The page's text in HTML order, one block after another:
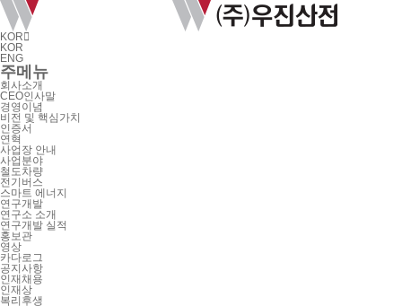
KOR
KOR
ENG
주메뉴
회사소개
CEO인사말
경영이념
비전 및 핵심가치
인증서
연혁
사업장 안내
사업분야
철도차량
전기버스
스마트 에너지
연구개발
연구소 소개
연구개발 실적
홍보관
영상
카다로그
공지사항
인재채용
인재상
복리후생